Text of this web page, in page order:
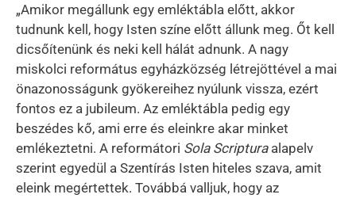
„Amikor megállunk egy emléktábla előtt, akkor
tudnunk kell, hogy Isten színe előtt állunk meg. Őt kell
dicsőítenünk és neki kell hálát adnunk. A nagy
miskolci református egyházközség létrejöttével a mai
önazonosságunk gyökereihez nyúlunk vissza, ezért
fontos ez a jubileum. Az emléktábla pedig egy
beszédes kő, ami erre és eleinkre akar minket
emlékeztetni. A reformátori Sola Scripturaalapelv
szerint egyedül a Szentírás Isten hiteles szava, amit
eleink megértettek. Továbbá valljuk, hogy az